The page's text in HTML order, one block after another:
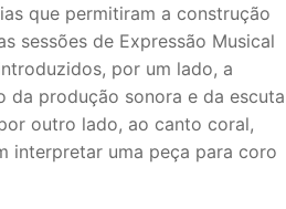
que permitiram a construção
sessões de Expressão Musical
por um lado, a
da produção sonora e da escuta
outro lado, ao canto coral,
interpretar uma peça para coro